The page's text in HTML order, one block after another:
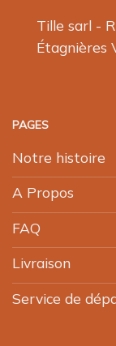
Tille sarl -
Étagnières
PAGES
Notre histoire
A Propos
FAQ
Livraison
Service de